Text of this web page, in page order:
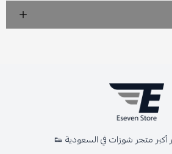
متجر شوزات في السعودية 👟